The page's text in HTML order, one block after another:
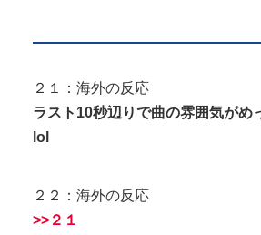
２１：海外の反応
ラスト10秒辺りで曲の雰囲気がめ
lol
２２：海外の反応
>>２１